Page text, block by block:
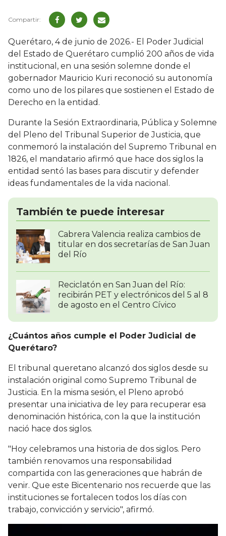
Querétaro, 4 de junio de 2026.- El Poder Judicial
del Estado de Querétaro cumplió 200 años de vida
institucional, en una sesión solemne donde el
gobernador Mauricio Kuri reconoció su autonomía
como uno de los pilares que sostienen el Estado de
Derecho en la entidad.
Durante la Sesión Extraordinaria, Pública y Solemne
del Pleno del Tribunal Superior de Justicia, que
conmemoró la instalación del Supremo Tribunal en
1826, el mandatario afirmó que hace dos siglos la
entidad sentó las bases para discutir y defender
ideas fundamentales de la vida nacional.
También te puede interesar
Cabrera Valencia realiza cambios de
titular en dos secretarías de San Juan
del Río
Reciclatón en San Juan del Río:
recibirán PET y electrónicos del 5 al 8
de agosto en el Centro Cívico
¿Cuántos años cumple el Poder Judicial de
Querétaro?
El tribunal queretano alcanzó dos siglos desde su
instalación original como Supremo Tribunal de
Justicia. En la misma sesión, el Pleno aprobó
presentar una iniciativa de ley para recuperar esa
denominación histórica, con la que la institución
nació hace dos siglos.
"Hoy celebramos una historia de dos siglos. Pero
también renovamos una responsabilidad
compartida con las generaciones que habrán de
venir. Que este Bicentenario nos recuerde que las
instituciones se fortalecen todos los días con
trabajo, convicción y servicio", afirmó.